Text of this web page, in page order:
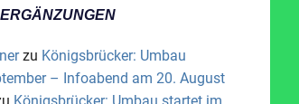
zu Königsbrücker: Umbau
– Infoabend am 20. August
Königsbrücker: Umbau startet im